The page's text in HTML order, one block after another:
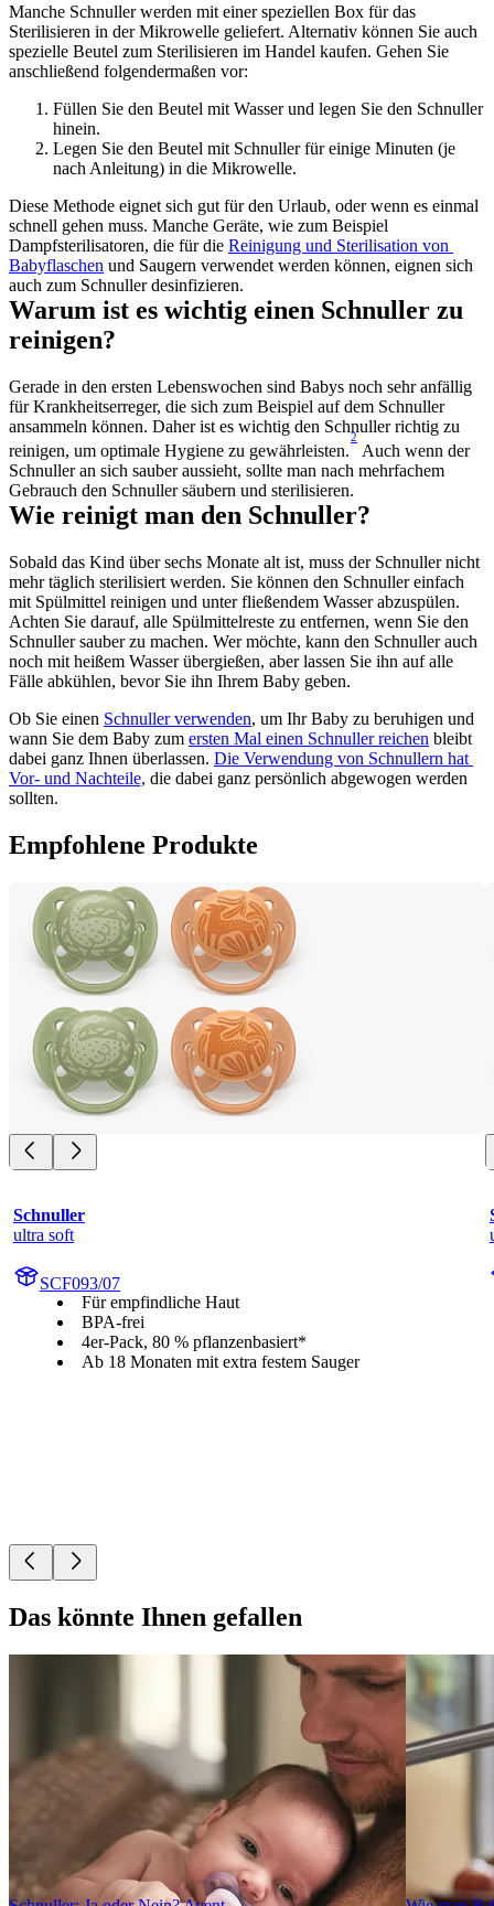
Manche Schnuller werden mit einer speziellen Box für das
Sterilisieren in der Mikrowelle geliefert. Alternativ können Sie auch
spezielle Beutel zum Sterilisieren im Handel kaufen. Gehen Sie
anschließend folgendermaßen vor:
Füllen Sie den Beutel mit Wasser und legen Sie den Schnuller
hinein.
Legen Sie den Beutel mit Schnuller für einige Minuten (je
nach Anleitung) in die Mikrowelle.
Diese Methode eignet sich gut für den Urlaub, oder wenn es einmal
schnell gehen muss. Manche Geräte, wie zum Beispiel
Dampfsterilisatoren, die für die Reinigung und Sterilisation von
Babyflaschen und Saugern verwendet werden können, eignen sich
auch zum Schnuller desinfizieren.
Warum ist es wichtig einen Schnuller zu
reinigen?
Gerade in den ersten Lebenswochen sind Babys noch sehr anfällig
für Krankheitserreger, die sich zum Beispiel auf dem Schnuller
ansammeln können. Daher ist es wichtig den Schnuller richtig zu
reinigen, um optimale Hygiene zu gewährleisten.
2
Auch wenn der
Schnuller an sich sauber aussieht, sollte man nach mehrfachem
Gebrauch den Schnuller säubern und sterilisieren.
Wie reinigt man den Schnuller?
Sobald das Kind über sechs Monate alt ist, muss der Schnuller nicht
mehr täglich sterilisiert werden. Sie können den Schnuller einfach
mit Spülmittel reinigen und unter fließendem Wasser abzuspülen.
Achten Sie darauf, alle Spülmittelreste zu entfernen, wenn Sie den
Schnuller sauber zu machen. Wer möchte, kann den Schnuller auch
noch mit heißem Wasser übergießen, aber lassen Sie ihn auf alle
Fälle abkühlen, bevor Sie ihn Ihrem Baby geben.
Ob Sie einen Schnuller verwenden, um Ihr Baby zu beruhigen und
wann Sie dem Baby zum ersten Mal einen Schnuller reichen bleibt
dabei ganz Ihnen überlassen. Die Verwendung von Schnullern hat
Vor- und Nachteile, die dabei ganz persönlich abgewogen werden
sollten.
Empfohlene Produkte
Schnuller
ultra soft
SCF093/07
Für empfindliche Haut
BPA-frei
4er-Pack, 80 % pflanzenbasiert*
Ab 18 Monaten mit extra festem Sauger
Das könnte Ihnen gefallen